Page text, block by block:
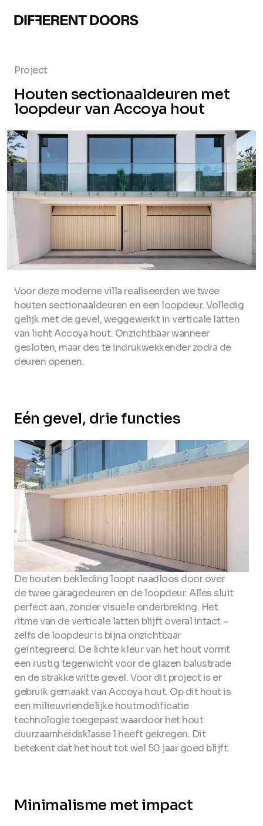
Project
Houten sectionaaldeuren met
loopdeur van Accoya hout
Voor deze moderne villa realiseerden we twee
houten sectionaaldeuren en een loopdeur. Volledig
gelijk met de gevel, weggewerkt in verticale latten
van licht Accoya hout. Onzichtbaar wanneer
gesloten, maar des te indrukwekkender zodra de
deuren openen.
De houten bekleding loopt naadloos door over
de twee garagedeuren en de loopdeur. Alles sluit
perfect aan, zonder visuele onderbreking. Het
ritme van de verticale latten blijft overal intact –
zelfs de loopdeur is bijna onzichtbaar
geïntegreerd. De lichte kleur van het hout vormt
een rustig tegenwicht voor de glazen balustrade
en de strakke witte gevel. Voor dit project is er
gebruik gemaakt van Accoya hout. Op dit hout is
een milieuvriendelijke houtmodificatie
technologie toegepast waardoor het hout
duurzaamheidsklasse 1 heeft gekregen. Dit
betekent dat het hout tot wel 50 jaar goed blijft.
Eén gevel, drie functies
Minimalisme met impact